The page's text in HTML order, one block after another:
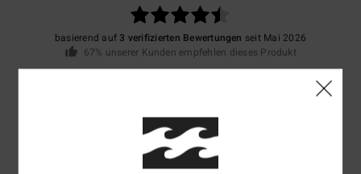
basierend auf 3 verifizierten Bewertungen seit Mai 2026
67% unserer Kunden empfehlen dieses Produkt